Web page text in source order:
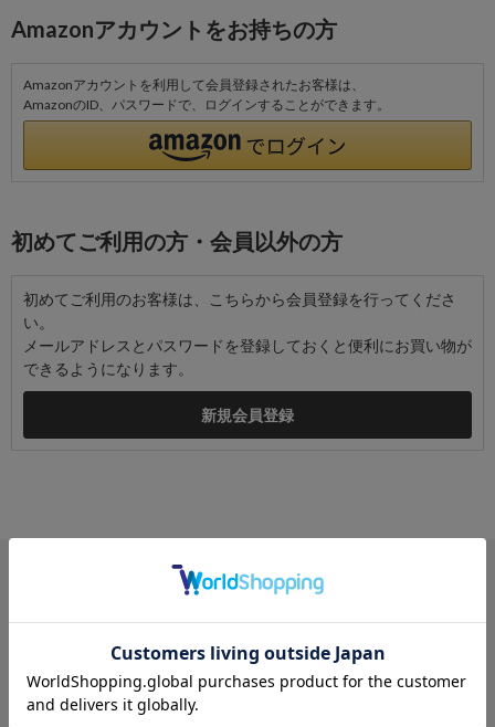
Amazonアカウントをお持ちの方
Amazonアカウントを利用して会員登録されたお客様は、
AmazonのID、パスワードで、ログインすることができます。
初めてご利用の方・会員以外の方
初めてご利用のお客様は、こちらから会員登録を行ってくださ
い。
メールアドレスとパスワードを登録しておくと便利にお買い物が
できるようになります。